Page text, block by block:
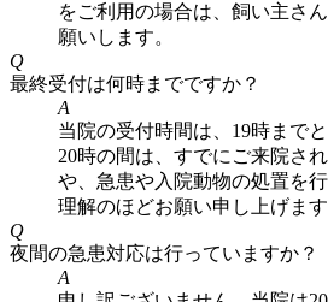
をご利用の場合は、飼い主さ
願いします。
Q
最終受付は何時までですか？
A
当院の受付時間は、19時まで
20時の間は、すでにご来院さ
や、急患や入院動物の処置を
理解のほどお願い申し上げます
Q
夜間の急患対応は行っていますか？
A